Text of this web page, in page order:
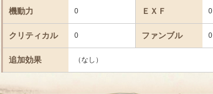
機動力 0 ＥＸＦ 0
クリティカル 0 ファンブル 0
追加効果 （なし）